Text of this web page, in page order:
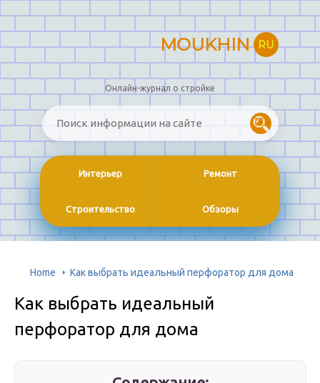
MOUKHIN RU
Онлайн-журнал о стройке
Интерьер Ремонт
Строительство Обзоры
Home Как выбрать идеальный перфоратор для дома
Как выбрать идеальный
перфоратор для дома